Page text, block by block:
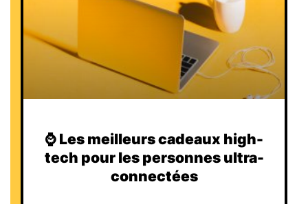
⌚️ Les meilleurs cadeaux high-
tech pour les personnes ultra-
connectées